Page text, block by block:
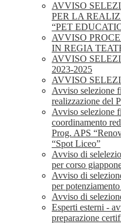
AVVISO
PER LA
“PET
AVVISO
IN REGIA
AVVISO
2023-2025
AVVISO
Avviso selezione
realizzazione del
Avviso selezione
coordinamento
Prog. APS
“Spot Liceo”
Avviso di
per corso
Avviso di
per
Avviso di
Esperti esterni -
preparazione